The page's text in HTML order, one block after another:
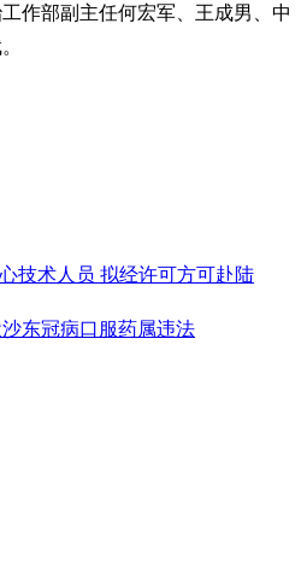
作部副主任何宏军、王成男、中
技术人员 拟经许可方可赴陆
东冠病口服药属违法